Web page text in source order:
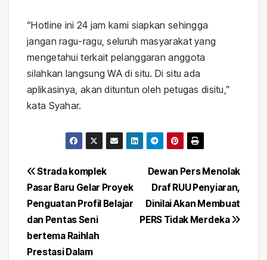
“Hotline ini 24 jam kami siapkan sehingga
jangan ragu-ragu, seluruh masyarakat yang
mengetahui terkait pelanggaran anggota
silahkan langsung WA di situ. Di situ ada
aplikasinya, akan dituntun oleh petugas disitu,”
kata Syahar.
Navigasi
pos
Dewan Pers Menolak
Draf RUU Penyiaran,
Dinilai Akan Membuat
PERS Tidak Merdeka
Strada komplek
Pasar Baru Gelar Proyek
Penguatan Profil Belajar
dan Pentas Seni
bertema Raihlah
Prestasi Dalam